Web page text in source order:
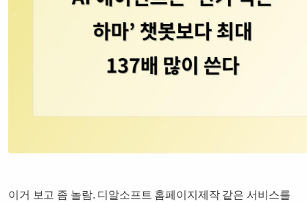
이거 보고 좀 놀람. 디알소프트 홈페이지제작 같은 서비스를